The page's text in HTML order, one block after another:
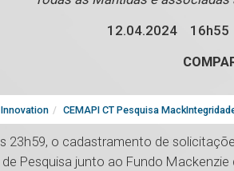
12.04.2024
16h55
CEMAPI CT Pesquisa
23h59, o cadastramento de
Pesquisa junto ao Fundo